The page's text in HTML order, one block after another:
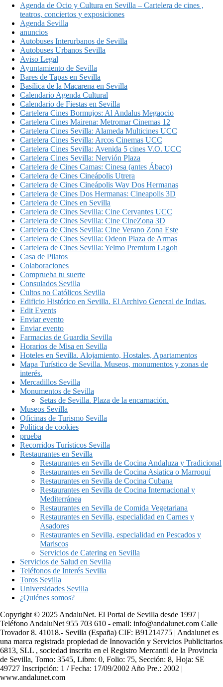
Agenda de Ocio y Cultura en Sevilla – Cartelera de cines ,
teatros, conciertos y exposiciones
Agenda Sevilla
anuncios
Autobuses Interurbanos de Sevilla
Autobuses Urbanos Sevilla
Aviso Legal
Ayuntamiento de Sevilla
Bares de Tapas en Sevilla
Basílica de la Macarena en Sevilla
Calendario Agenda Cultural
Calendario de Fiestas en Sevilla
Cartelera Cines Bormujos: Al Andalus Megaocio
Cartelera Cines Mairena: Metromar Cinemas 12
Cartelera Cines Sevilla: Alameda Multicines UCC
Cartelera Cines Sevilla: Arcos Cinemas UCC
Cartelera Cines Sevilla: Avenida 5 cines V.O. UCC
Cartelera Cines Sevilla: Nervión Plaza
Cartelera de Cines Camas: Cinesa (antes Ábaco)
Cartelera de Cines Cineápolis Utrera
Cartelera de Cines Cineápolis Way Dos Hermanas
Cartelera de Cines Dos Hermanas: Cineapolis 3D
Cartelera de Cines en Sevilla
Cartelera de Cines Sevilla: Cine Cervantes UCC
Cartelera de Cines Sevilla: Cine CineZona 3D
Cartelera de Cines Sevilla: Cine Verano Zona Este
Cartelera de Cines Sevilla: Odeon Plaza de Armas
Cartelera de Cines Sevilla: Yelmo Premium Lagoh
Casa de Pilatos
Colaboraciones
Comprueba tu suerte
Consulados Sevilla
Cultos no Católicos Sevilla
Edificio Histórico en Sevilla. El Archivo General de Indias.
Edit Events
Enviar evento
Enviar evento
Farmacias de Guardia Sevilla
Horarios de Misa en Sevilla
Hoteles en Sevilla. Alojamiento, Hostales, Apartamentos
Mapa Turístico de Sevilla. Museos, monumentos y zonas de
interés.
Mercadillos Sevilla
Monumentos de Sevilla
Setas de Sevilla. Plaza de la encarnación.
Museos Sevilla
Oficinas de Turismo Sevilla
Política de cookies
prueba
Recorridos Turísticos Sevilla
Restaurantes en Sevilla
Restaurantes en Sevilla de Cocina Andaluza y Tradicional
Restaurantes en Sevilla de Cocina Asiatica o Marroquí
Restaurantes en Sevilla de Cocina Cubana
Restaurantes en Sevilla de Cocina Internacional y
Mediterránea
Restaurantes en Sevilla de Comida Vegetariana
Restaurantes en Sevilla, especialidad en Carnes y
Asadores
Restaurantes en Sevilla, especialidad en Pescados y
Mariscos
Servicios de Catering en Sevilla
Servicios de Salud en Sevilla
Teléfonos de Interés Sevilla
Toros Sevilla
Universidades Sevilla
¿Quiénes somos?
Copyright © 2025 AndaluNet. El Portal de Sevilla desde 1997 |
Teléfono AndaluNet 955 703 610 - email: info@andalunet.com Calle
Trovador 8. 41018.- Sevilla (España) CIF: B91214775 | Andalunet es
una marca registrada propiedad de Innovación y Servicios Publicitarios
6813, SLL , sociedad inscrita en el Registro Mercantil de la Provincia
de Sevilla, Tomo: 3545, Libro: 0, Folio: 75, Sección: 8, Hoja: SE
49727 Inscripción: 1 / Fecha: 17/09/2002 Año Pre.: 2002 |
www.andalunet.com